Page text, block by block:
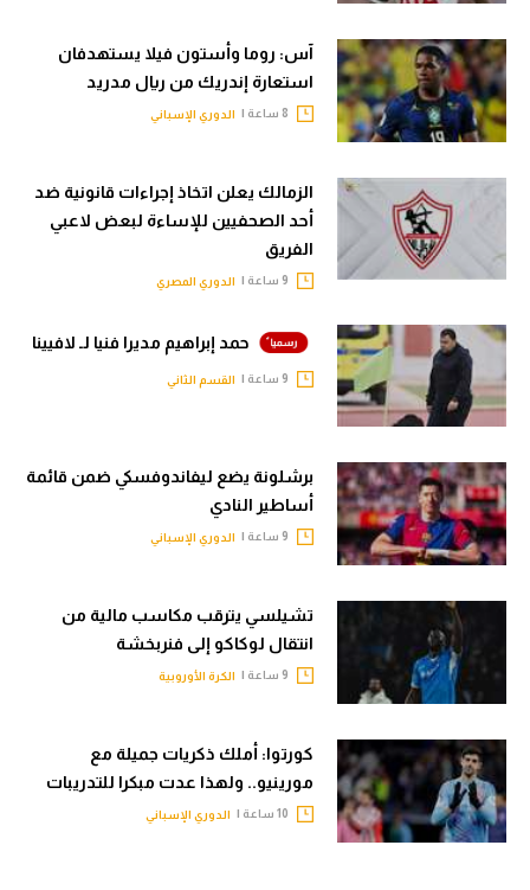
آس: روما وأستون فيلا يستهدفان
استعارة إندريك من ريال مدريد
الدوري الإسباني
الزمالك يعلن اتخاذ إجراءات قانونية ضد
أحد الصحفيين للإساءة لبعض لاعبي
الفريق
الدوري المصري
حمد إبراهيم مديرا فنيا لـ لافيينا
القسم الثاني
برشلونة يضع ليفاندوفسكي ضمن قائمة
أساطير النادي
الدوري الإسباني
تشيلسي يترقب مكاسب مالية من
انتقال لوكاكو إلى فنربخشة
الكرة الأوروبية
كورتوا: أملك ذكريات جميلة مع
مورينيو.. ولهذا عدت مبكرا للتدريبات
الدوري الإسباني